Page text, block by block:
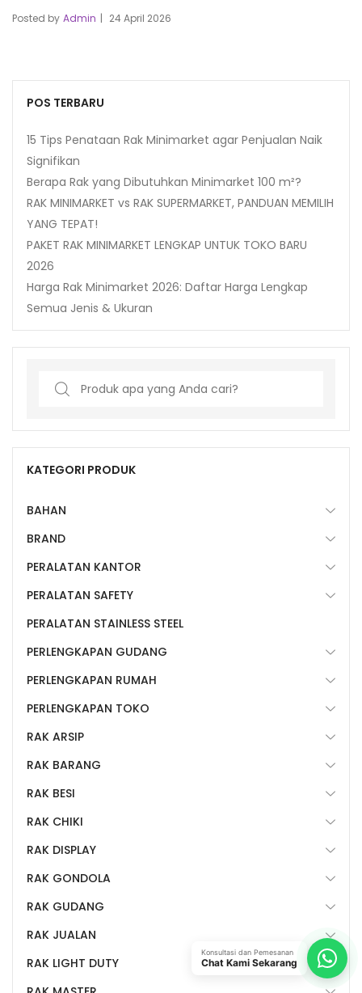
Posted by Admin 24 April 2026
POS TERBARU
15 Tips Penataan Rak Minimarket agar Penjualan Naik
Signifikan
Berapa Rak yang Dibutuhkan Minimarket 100 m²?
RAK MINIMARKET vs RAK SUPERMARKET, PANDUAN MEMILIH
YANG TEPAT!
PAKET RAK MINIMARKET LENGKAP UNTUK TOKO BARU
2026
Harga Rak Minimarket 2026: Daftar Harga Lengkap
Semua Jenis & Ukuran
Search
KATEGORI PRODUK
BAHAN
BRAND
PERALATAN KANTOR
PERALATAN SAFETY
PERALATAN STAINLESS STEEL
PERLENGKAPAN GUDANG
PERLENGKAPAN RUMAH
PERLENGKAPAN TOKO
RAK ARSIP
RAK BARANG
RAK BESI
RAK CHIKI
RAK DISPLAY
RAK GONDOLA
RAK GUDANG
RAK JUALAN
RAK LIGHT DUTY
Konsultasi dan Pemesanan
Chat Kami Sekarang